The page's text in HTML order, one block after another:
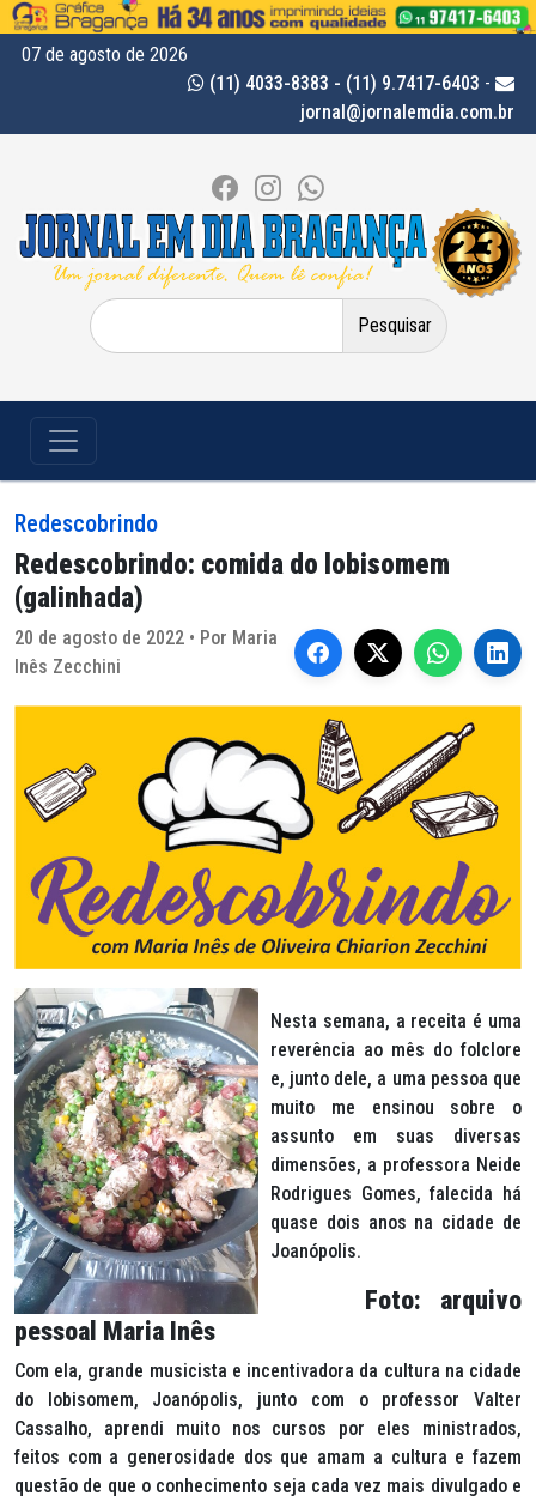
07 de agosto de 2026
(11) 4033-8383 - (11) 9.7417-6403 -
jornal@jornalemdia.com.br
Pesquisar
por:
Redescobrindo
Redescobrindo: comida do lobisomem
(galinhada)
20 de agosto de 2022 • Por Maria
Inês Zecchini
Nesta semana, a receita é uma
reverência ao mês do folclore
e, junto dele, a uma pessoa que
muito me ensinou sobre o
assunto em suas diversas
dimensões, a professora Neide
Rodrigues Gomes, falecida há
quase dois anos na cidade de
Joanópolis.
Foto: arquivo
pessoal Maria Inês
Com ela, grande musicista e incentivadora da cultura na cidade
do lobisomem, Joanópolis, junto com o professor Valter
Cassalho, aprendi muito nos cursos por eles ministrados,
feitos com a generosidade dos que amam a cultura e fazem
questão de que o conhecimento seja cada vez mais divulgado e